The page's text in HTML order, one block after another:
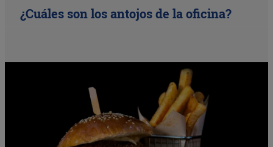
¿Cuáles son los antojos de la oficina?